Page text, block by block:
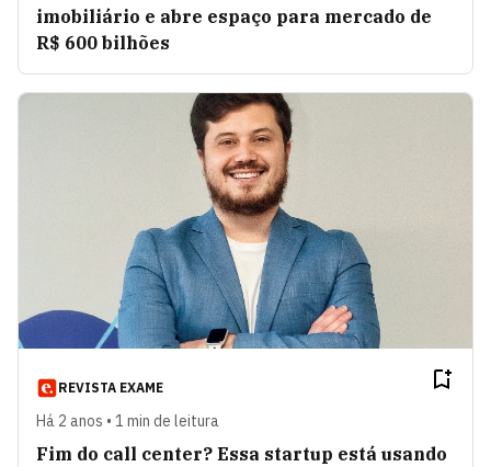
imobiliário e abre espaço para mercado de
R$ 600 bilhões
REVISTA EXAME
Há 2 anos • 1 min de leitura
Fim do call center? Essa startup está usando